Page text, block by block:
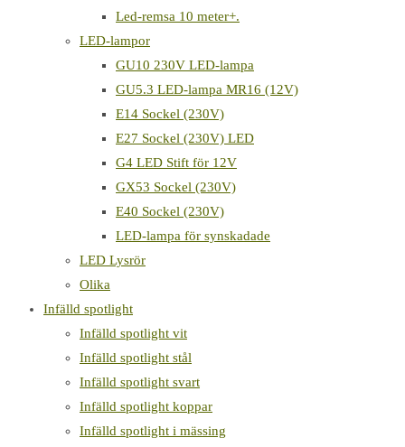
Led-remsa 10 meter+.
LED-lampor
GU10 230V LED-lampa
GU5.3 LED-lampa MR16 (12V)
E14 Sockel (230V)
E27 Sockel (230V) LED
G4 LED Stift för 12V
GX53 Sockel (230V)
E40 Sockel (230V)
LED-lampa för synskadade
LED Lysrör
Olika
Infälld spotlight
Infälld spotlight vit
Infälld spotlight stål
Infälld spotlight svart
Infälld spotlight koppar
Infälld spotlight i mässing